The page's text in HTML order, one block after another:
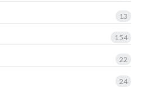
13
154
22
24